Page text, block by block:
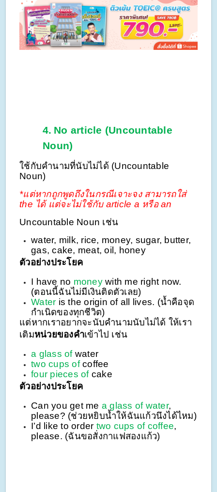
4. No article (Uncountable
Noun)
ใช้กับคำนามที่นับไม่ได้ (Uncountable
Noun)
*แต่หากถูกพูดถึงในกรณีเจาะจง สามารถใส่
the ได้ แต่จะไม่ใช้กับ article a หรือ an
Uncountable Noun เช่น
water, milk, rice, money, sugar, butter,
gas, cake, meat, oil, honey
ตัวอย่างประโยค
I have no moneywith me right now.
(ตอนนี้ฉันไม่มีเงินติดตัวเลย)
Water is the origin of all lives. (น้ำคือจุด
กำเนิดของทุกชีวิต)
แต่หากเราอยากจะนับคำนามนับไม่ได้ ให้เรา
เติมหน่วยของคำเข้าไป เช่น
a glass of water
two cups ofcoffee
four pieces of cake
ตัวอย่างประโยค
Can you get me a glass of water,
please? (ช่วยหยิบน้ำให้ฉันแก้วนึงได้ไหม)
I’d like to order two cups of coffee,
please. (ฉันขอสั่งกาแฟสองแก้ว)